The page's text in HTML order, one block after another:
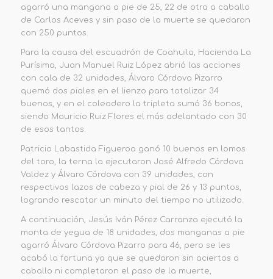
agarró una mangana a pie de 25, 22 de otra a caballo
de Carlos Aceves y sin paso de la muerte se quedaron
con 250 puntos.
Para la causa del escuadrón de Coahuila, Hacienda La
Purísima, Juan Manuel Ruiz López abrió las acciones
con cala de 32 unidades, Álvaro Córdova Pizarro
quemó dos piales en el lienzo para totalizar 34
buenos, y en el coleadero la tripleta sumó 36 bonos,
siendo Mauricio Ruiz Flores el más adelantado con 30
de esos tantos.
Patricio Labastida Figueroa ganó 10 buenos en lomos
del toro, la terna la ejecutaron José Alfredo Córdova
Valdez y Álvaro Córdova con 39 unidades, con
respectivos lazos de cabeza y pial de 26 y 13 puntos,
logrando rescatar un minuto del tiempo no utilizado.
A continuación, Jesús Iván Pérez Carranza ejecutó la
monta de yegua de 18 unidades, dos manganas a pie
agarró Álvaro Córdova Pizarro para 46, pero se les
acabó la fortuna ya que se quedaron sin aciertos a
caballo ni completaron el paso de la muerte,